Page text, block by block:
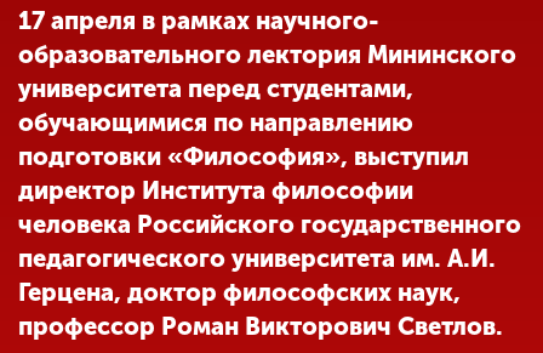
Международная
деятельность
Другие виды
деятельности
Студенческая жизнь
17 апреля в рамках научного-
образовательного лектория Мининского
университета перед студентами,
обучающимися по направлению
подготовки «Философия», выступил
директор Института философии
человека Российского государственного
педагогического университета им. А.И.
Герцена, доктор философских наук,
профессор Роман Викторович Светлов.